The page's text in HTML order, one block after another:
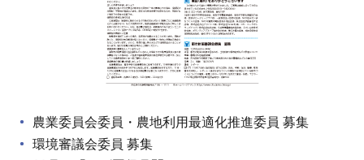
農業委員会委員・農地利用最適化推進委員 募集
環境審議会委員 募集